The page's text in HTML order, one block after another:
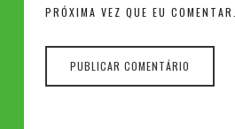
PRÓXIMA VEZ QUE EU COMENTAR.